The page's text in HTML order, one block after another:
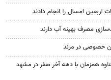
مصرف بهینه آب دارند
خصوصی در مرند
همزمان با دهه آخر صفر در مشهد